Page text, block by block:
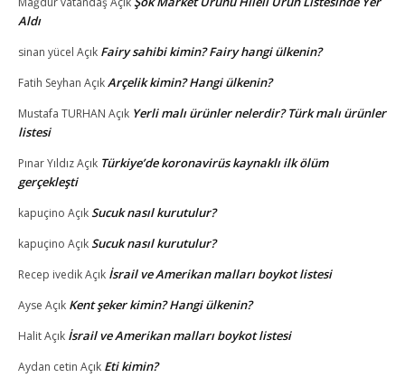
Aldı
sinan yücel Açık Fairy sahibi kimin? Fairy hangi ülkenin?
Fatih Seyhan AçıkArçelik kimin? Hangi ülkenin?
Mustafa TURHAN Açık Yerli malı ürünler nelerdir? Türk malı ürünler
listesi
Pınar YıldızAçık Türkiye’de koronavirüs kaynaklı ilk ölüm
gerçekleşti
kapuçino AçıkSucuk nasıl kurutulur?
kapuçino AçıkSucuk nasıl kurutulur?
Recep ivedikAçık İsrail ve Amerikan malları boykot listesi
Ayse Açık Kent şeker kimin? Hangi ülkenin?
HalitAçık İsrail ve Amerikan malları boykot listesi
Aydan cetin Açık Eti kimin?